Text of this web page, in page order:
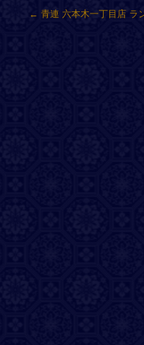
← 青連 六本木一丁目店 ラ